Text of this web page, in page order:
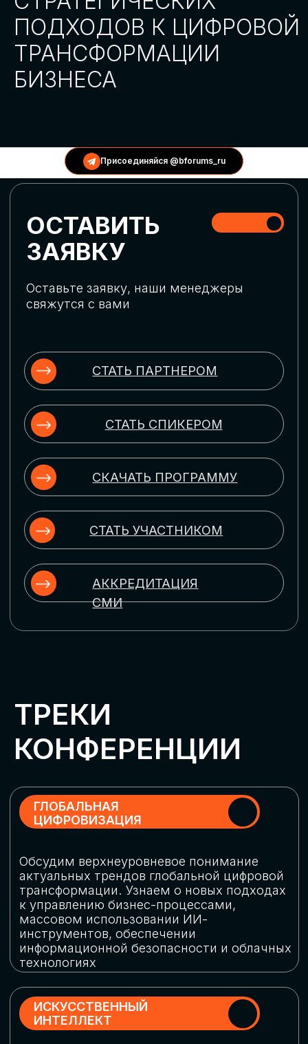
Присоединяйся @bforums_ru
АККРЕДИТАЦИЯ
СМИ
Выясним, как в наши дни уверенно
защищать свой бизнес от киберугроз
ГЛОБАЛЬНАЯ
ЦИФРОВИЗАЦИЯ
актуальных трендов глобальной цифровой
трансформации. Узнаем о новых подходах
массовом использовании ИИ-
инструментов, обеспечении
ИСКУССТВЕННЫЙ
Узнаем как компании адаптируются к
новой ИИ-реальности. Как ИИ-
сотрудники становятся
«полноправными» членами команды, как
ИИ-помощники забирают на себя рутину
и как можно значительно увеличить
производительность без огромных
затрат на нейросети
ЦИФРОВИЗАЦИЯ
МАРКЕТИНГА И ПРОДАЖ
Обменяемся опытом, какие ИИ-решения
в маркетинге и продажах наиболее
рекламными кампаниями показывают
наибольшую эффективность
ЦИФРОВИЗАЦИЯ
УПРАВЛЕНИЯ ПЕРСОНАЛОМ
Рассмотрим управление человеческим
комплексные решения для роста
производительности и кейсы
оптимизации процессов найма,
развития, оценки и удержания
РОБОТИЗАЦИЯ
Узнаем, в каких отраслях ИИ
«материализуется», какие роботы
решают сложные бизнес-задачи, а где
только обсуждают концепции
роботизации и потенциальные бюджеты
на тестирование образцов
ЦИФРОВИЗАЦИЯ
КЛИЕНТСКОГО СЕРВИСА
Разберем кейсы в сфере цифровизации